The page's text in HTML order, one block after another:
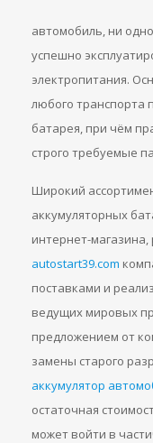
автомобиль, ни
успешно
электропитания.
любого транспорта
батарея, при чём
строго требуемые
Широкий
аккумуляторных
интернет-
autostart39.com
поставками и
ведущих мировых
предложением от
замены старого
аккумулятор
остаточная
может войти в